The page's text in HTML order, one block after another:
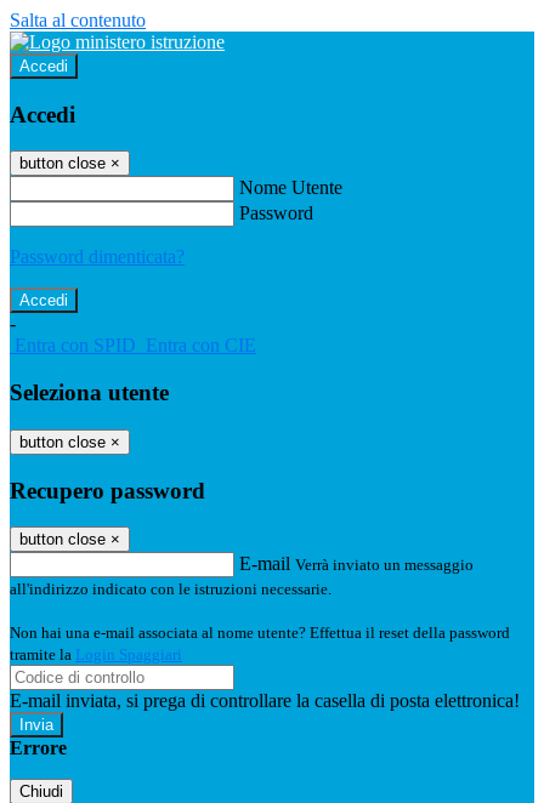
Salta al contenuto
Accedi
Accedi
button close ×
Nome Utente
Password
Password dimenticata?
-
Entra con SPID Entra con CIE
Seleziona utente
button close ×
Recupero password
button close ×
E-mail Verrà inviato un messaggio
all'indirizzo indicato con le istruzioni necessarie.
Non hai una e-mail associata al nome utente? Effettua il reset della password
tramite la Login Spaggiari
E-mail inviata, si prega di controllare la casella di posta elettronica!
Errore
Chiudi